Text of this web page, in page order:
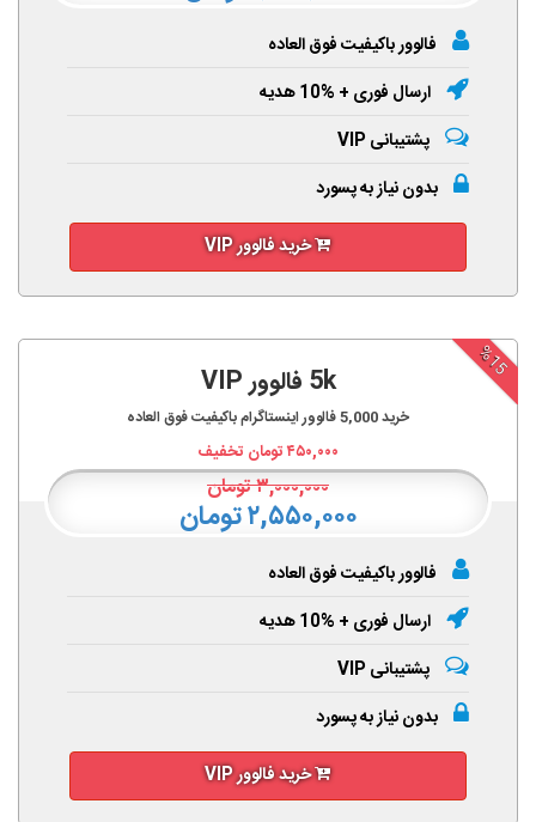
فالوور باکیفیت فوق العاده
ارسال فوری + %10 هدیه
پشتیبانی VIP
بدون نیاز به پسورد
خرید فالوور VIP
%15
5k فالوور VIP
خرید5,000فالوور اینستاگرام باکیفیت فوق العاده
۴۵۰,۰۰۰تومان تخفیف
۳,۰۰۰,۰۰۰تومان
۲,۵۵۰,۰۰۰ تومان
فالوور باکیفیت فوق العاده
ارسال فوری + %10 هدیه
پشتیبانی VIP
بدون نیاز به پسورد
خرید فالوور VIP